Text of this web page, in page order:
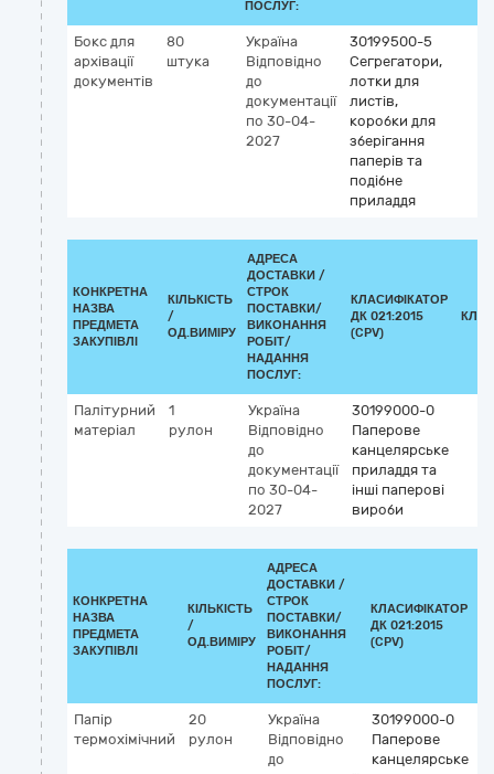
ПОСЛУГ:
Бокс для
архівації
документів
80
штука
Україна
Відповідно
до
документації
по 30-04-
2027
30199500-5
Сегрегатори,
лотки для
листів,
коробки для
зберігання
паперів та
подібне
приладдя
КОНКРЕТНА
НАЗВА
ПРЕДМЕТА
ЗАКУПІВЛІ
КІЛЬКІСТЬ
/
ОД.ВИМІРУ
АДРЕСА
ДОСТАВКИ /
СТРОК
ПОСТАВКИ/
ВИКОНАННЯ
РОБІТ/
НАДАННЯ
ПОСЛУГ:
КЛАСИФІКАТОР
ДК 021:2015
(CPV)
Палітурний
матеріал
1
рулон
Україна
Відповідно
до
документації
по 30-04-
2027
30199000-0
Паперове
канцелярське
приладдя та
інші паперові
вироби
КОНКРЕТНА
НАЗВА
ПРЕДМЕТА
ЗАКУПІВЛІ
КІЛЬКІСТЬ
/
ОД.ВИМІРУ
АДРЕСА
ДОСТАВКИ /
СТРОК
ПОСТАВКИ/
ВИКОНАННЯ
РОБІТ/
НАДАННЯ
ПОСЛУГ:
КЛАСИФІКАТОР
ДК 021:2015
(CPV)
Папір
термохімічний
20
рулон
Україна
Відповідно
до
30199000-0
Паперове
канцелярське